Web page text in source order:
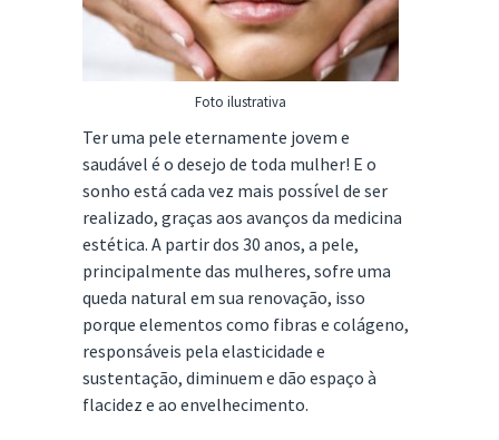
Foto ilustrativa
Ter uma pele eternamente jovem e
saudável é o desejo de toda mulher! E o
sonho está cada vez mais possível de ser
realizado, graças aos avanços da medicina
estética. A partir dos 30 anos, a pele,
principalmente das mulheres, sofre uma
queda natural em sua renovação, isso
porque elementos como fibras e colágeno,
responsáveis pela elasticidade e
sustentação, diminuem e dão espaço à
flacidez e ao envelhecimento.